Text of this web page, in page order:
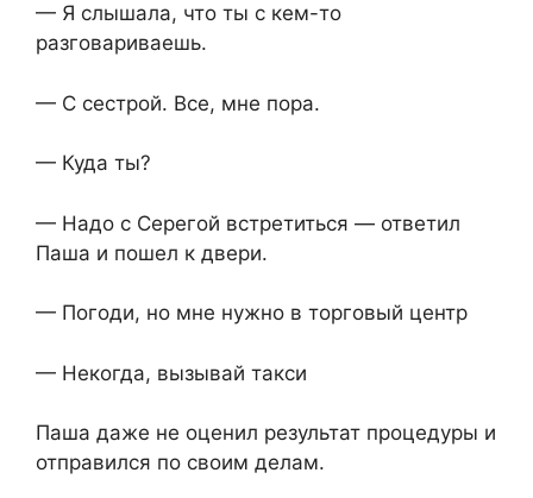
— Я слышала, что ты с кем-то
разговариваешь.
— С сестрой. Все, мне пора.
— Куда ты?
— Надо с Серегой встретиться — ответил
Паша и пошел к двери.
— Погоди, но мне нужно в торговый центр
— Некогда, вызывай такси
Паша даже не оценил результат процедуры и
отправился по своим делам.